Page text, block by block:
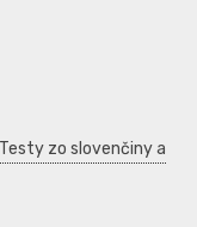
Testy zo slovenčiny a